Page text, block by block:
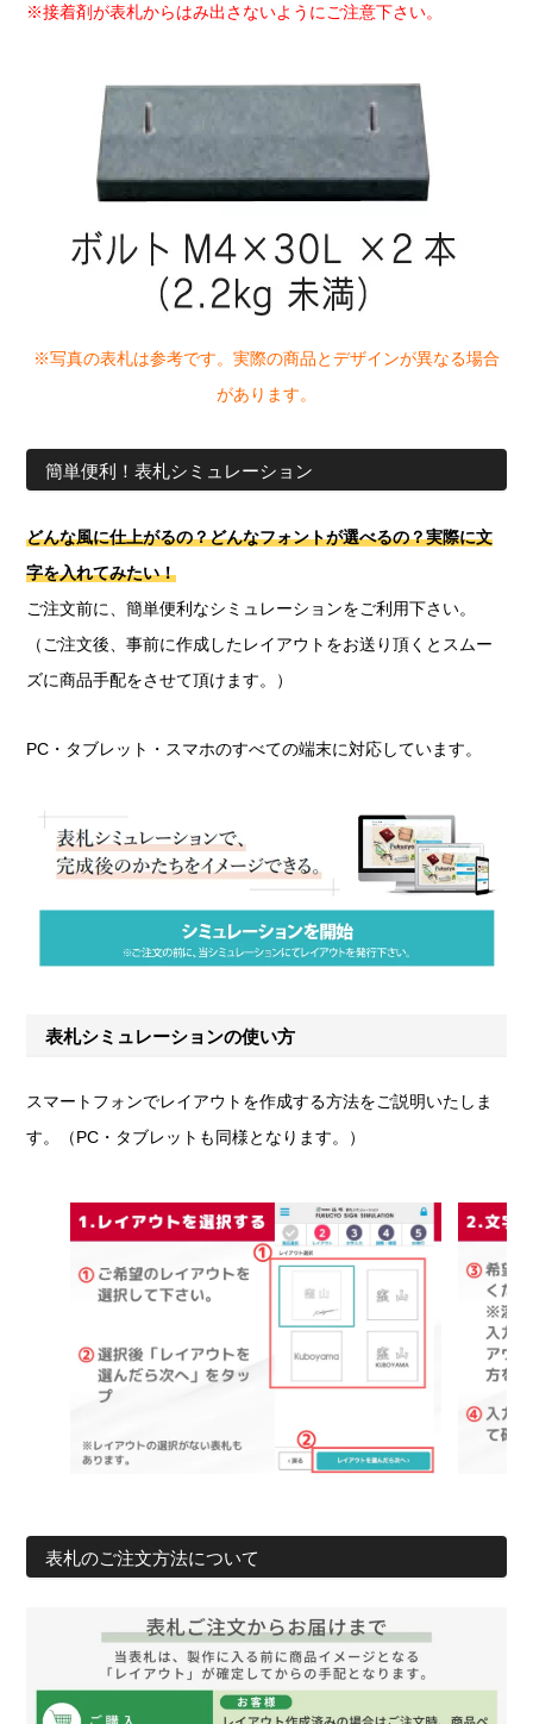
※接着剤が表札からはみ出さないようにご注意下さい。
※写真の表札は参考です。実際の商品とデザインが異なる場合
があります。
簡単便利！表札シミュレーション
どんな風に仕上がるの？どんなフォントが選べるの？実際に文
字を入れてみたい！
ご注文前に、簡単便利なシミュレーションをご利用下さい。
（ご注文後、事前に作成したレイアウトをお送り頂くとスムー
ズに商品手配をさせて頂けます。）
PC・タブレット・スマホのすべての端末に対応しています。
表札シミュレーションの使い方
スマートフォンでレイアウトを作成する方法をご説明いたしま
す。（PC・タブレットも同様となります。）
表札のご注文方法について